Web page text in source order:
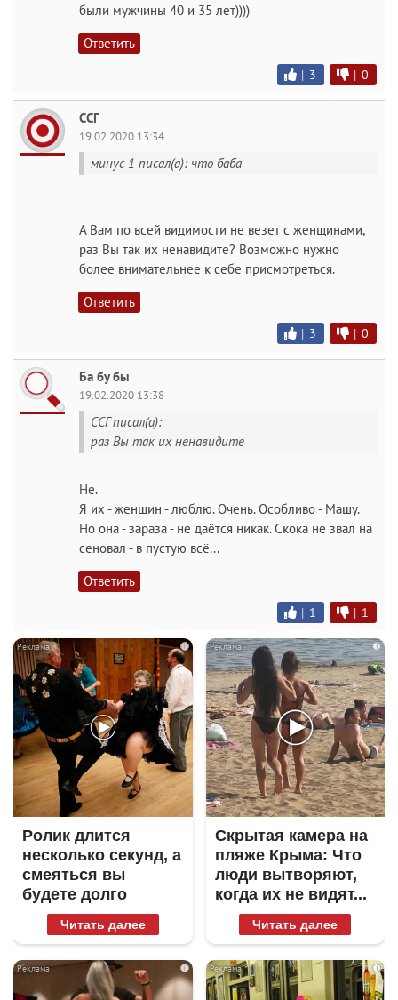
были мужчины 40 и 35 лет))))
Ответить
| 3 | 0
ССГ
19.02.2020 13:34
минус 1 писал(а): что баба
А Вам по всей видимости не везет с женщинами,
раз Вы так их ненавидите? Возможно нужно
более внимательнее к себе присмотреться.
Ответить
| 3 | 0
Ба бу бы
19.02.2020 13:38
ССГ писал(а):
раз Вы так их ненавидите
Не.
Я их - женщин - люблю. Очень. Особливо - Машу.
Но она - зараза - не даётся никак. Скока не звал на
сеновал - в пустую всё...
Ответить
| 1 | 1
i
Ролик длится
несколько секунд, а
смеяться вы
будете долго
Читать далее
i
Скрытая камера на
пляже Крыма: Что
люди вытворяют,
когда их не видят...
Читать далее
i i